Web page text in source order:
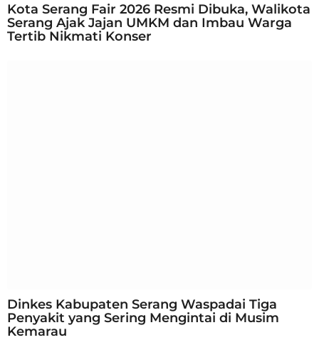
Kota Serang Fair 2026 Resmi Dibuka, Walikota
Serang Ajak Jajan UMKM dan Imbau Warga
Tertib Nikmati Konser
Dinkes Kabupaten Serang Waspadai Tiga
Penyakit yang Sering Mengintai di Musim
Kemarau